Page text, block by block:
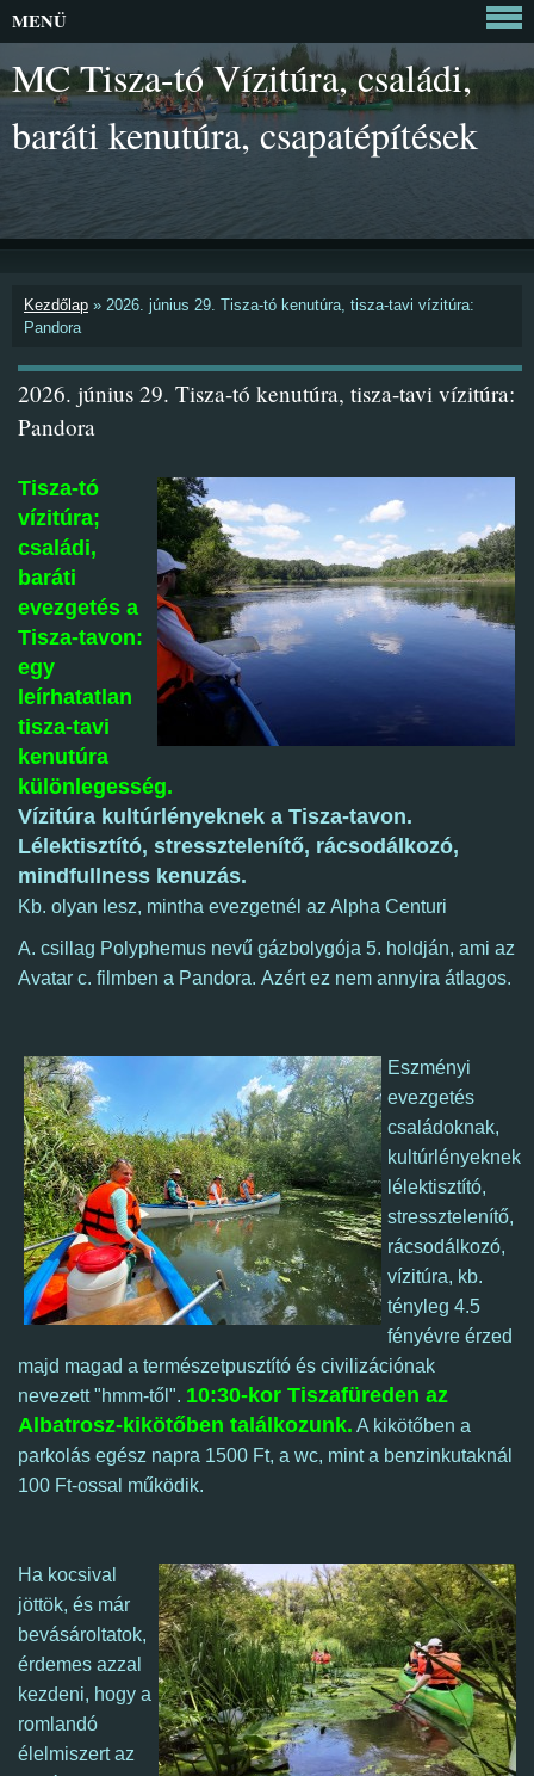
MC Tisza-tó Vízitúra, családi,
baráti kenutúra, csapatépítések
Kezdőlap » 2026. június 29. Tisza-tó kenutúra, tisza-tavi vízitúra:
Pandora
2026. június 29. Tisza-tó kenutúra, tisza-tavi vízitúra:
Pandora
Tisza-tó
vízitúra;
családi,
baráti
evezgetés a
Tisza-tavon:
egy
leírhatatlan
tisza-tavi
kenutúra
különlegesség.
Vízitúra kultúrlényeknek a Tisza-tavon.
Lélektisztító, stressztelenítő, rácsodálkozó,
mindfullness kenuzás.
Kb. olyan lesz, mintha evezgetnél az Alpha Centuri
A. csillag Polyphemus nevű gázbolygója 5. holdján, ami az
Avatar c. filmben a Pandora. Azért ez nem annyira átlagos.
Eszményi
evezgetés
családoknak,
kultúrlényeknek
lélektisztító,
stressztelenítő,
rácsodálkozó,
vízitúra, kb.
tényleg 4.5
fényévre érzed
majd magad a természetpusztító és civilizációnak
nevezett "hmm-től". 10:30-kor Tiszafüreden az
Albatrosz-kikötőben találkozunk. A kikötőben a
parkolás egész napra 1500 Ft, a wc, mint a benzinkutaknál
100 Ft-ossal működik.
Ha kocsival
jöttök, és már
bevásároltatok,
érdemes azzal
kezdeni, hogy a
romlandó
élelmiszert az
MENÜ